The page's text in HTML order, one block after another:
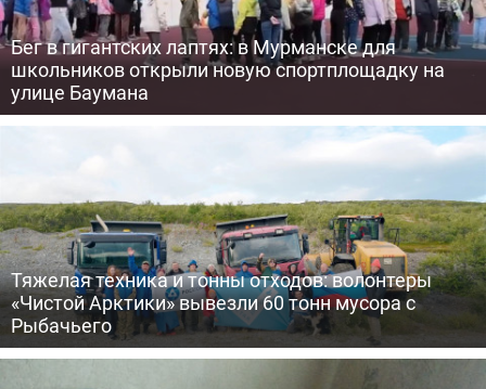
Бег в гигантских лаптях: в Мурманске для
школьников открыли новую спортплощадку на
улице Баумана
Тяжелая техника и тонны отходов: волонтеры
«Чистой Арктики» вывезли 60 тонн мусора с
Рыбачьего